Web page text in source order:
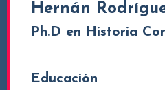
Hernán
Ph.D en Historia
Educación